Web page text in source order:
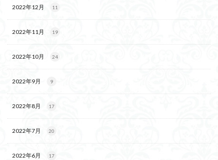
2022年12月 11
2022年11月 19
2022年10月 24
2022年9月 9
2022年8月 17
2022年7月 20
2022年6月 17